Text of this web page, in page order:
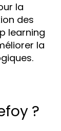
la
des
learning
la
?